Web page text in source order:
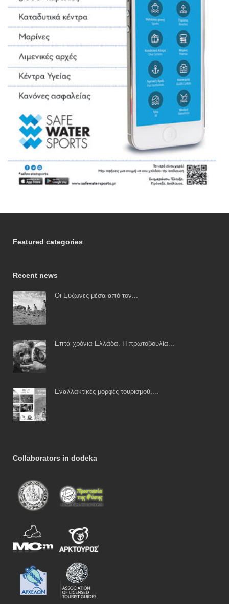
Featured categories
Recent news
Οι Εύζωνες μέσα από τον...
Επτά χρόνια Ελλάδα. Η πρωτοβουλία...
Εναλλακτικές μορφές τουρισμού,...
Collaborators in dodeka